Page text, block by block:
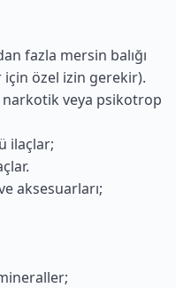
fazla mersin balığı
özel izin gerekir).
narkotik veya psikotrop
ilaçlar;
aksesuarları;